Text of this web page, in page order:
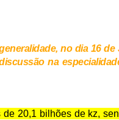
no dia 16
na
20,1 bilhões de kz,